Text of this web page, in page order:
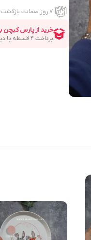
۷ روز ضمانت بازگشت کالا